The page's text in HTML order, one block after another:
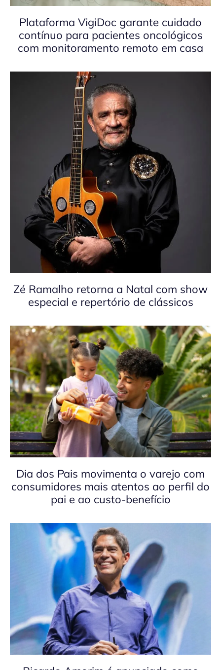
Plataforma VigiDoc garante cuidado
contínuo para pacientes oncológicos
com monitoramento remoto em casa
Zé Ramalho retorna a Natal com show
especial e repertório de clássicos
Dia dos Pais movimenta o varejo com
consumidores mais atentos ao perfil do
pai e ao custo-benefício